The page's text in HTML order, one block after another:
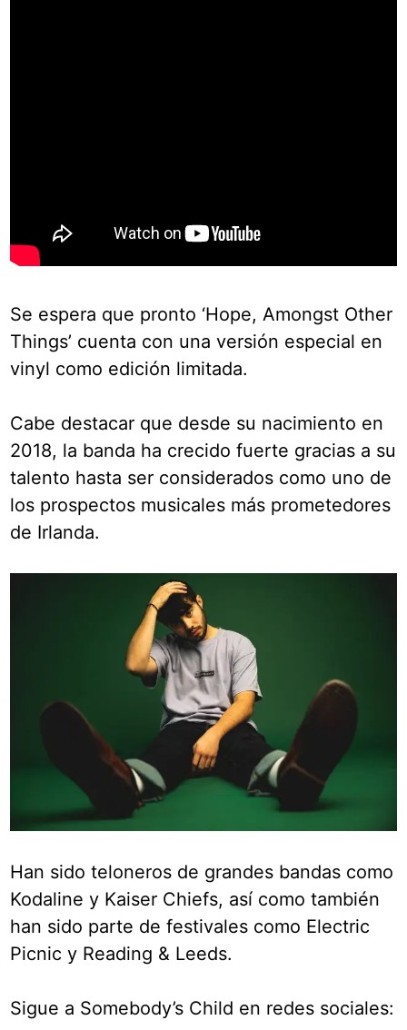
Se espera que pronto ‘Hope, Amongst Other
Things’ cuenta con una versión especial en
vinyl como edición limitada.
Cabe destacar que desde su nacimiento en
2018, la banda ha crecido fuerte gracias a su
talento hasta ser considerados como uno de
los prospectos musicales más prometedores
de Irlanda.
Han sido teloneros de grandes bandas como
Kodaline y Kaiser Chiefs, así como también
han sido parte de festivales como Electric
Picnic y Reading & Leeds.
Sigue a Somebody’s Child en redes sociales: